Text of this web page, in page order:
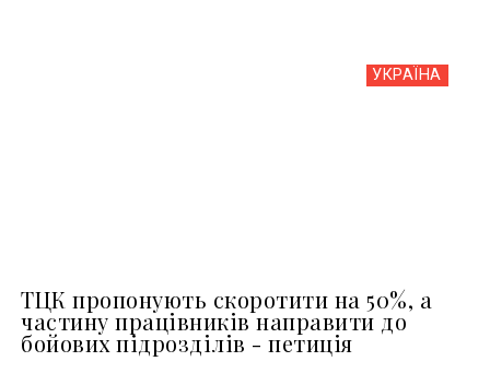
УКРАЇНА
ТЦК пропонують скоротити на 50%, а
частину працівників направити до
бойових підрозділів - петиція